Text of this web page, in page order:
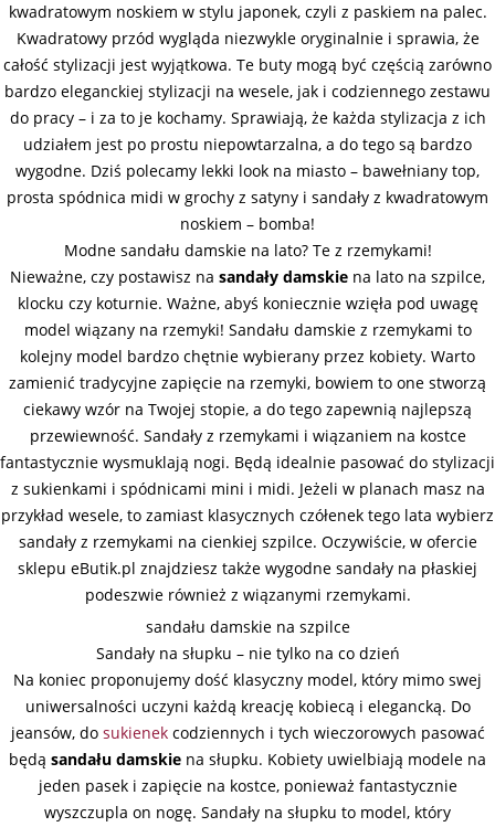
kwadratowym noskiem w stylu japonek, czyli z paskiem na palec.
Kwadratowy przód wygląda niezwykle oryginalnie i sprawia, że
całość stylizacji jest wyjątkowa. Te buty mogą być częścią zarówno
bardzo eleganckiej stylizacji na wesele, jak i codziennego zestawu
do pracy – i za to je kochamy. Sprawiają, że każda stylizacja z ich
udziałem jest po prostu niepowtarzalna, a do tego są bardzo
wygodne. Dziś polecamy lekki look na miasto – bawełniany top,
prosta spódnica midi w grochy z satyny i sandały z kwadratowym
noskiem – bomba!
Modne sandału damskie na lato? Te z rzemykami!
Nieważne, czy postawisz na sandały damskie na lato na szpilce,
klocku czy koturnie. Ważne, abyś koniecznie wzięła pod uwagę
model wiązany na rzemyki! Sandału damskie z rzemykami to
kolejny model bardzo chętnie wybierany przez kobiety. Warto
zamienić tradycyjne zapięcie na rzemyki, bowiem to one stworzą
ciekawy wzór na Twojej stopie, a do tego zapewnią najlepszą
przewiewność. Sandały z rzemykami i wiązaniem na kostce
fantastycznie wysmuklają nogi. Będą idealnie pasować do stylizacji
z sukienkami i spódnicami mini i midi. Jeżeli w planach masz na
przykład wesele, to zamiast klasycznych czółenek tego lata wybierz
sandały z rzemykami na cienkiej szpilce. Oczywiście, w ofercie
sklepu eButik.pl znajdziesz także wygodne sandały na płaskiej
podeszwie również z wiązanymi rzemykami.
sandału damskie na szpilce
Sandały na słupku – nie tylko na co dzień
Na koniec proponujemy dość klasyczny model, który mimo swej
uniwersalności uczyni każdą kreację kobiecą i elegancką. Do
jeansów, do sukienekcodziennych i tych wieczorowych pasować
będą sandału damskie na słupku. Kobiety uwielbiają modele na
jeden pasek i zapięcie na kostce, ponieważ fantastycznie
wyszczupla on nogę. Sandały na słupku to model, który